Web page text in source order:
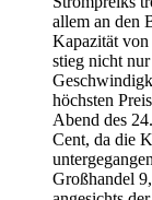
allem an den
Kapazität
stieg nicht
höchsten
Abend des
Cent, da die
Großhandel